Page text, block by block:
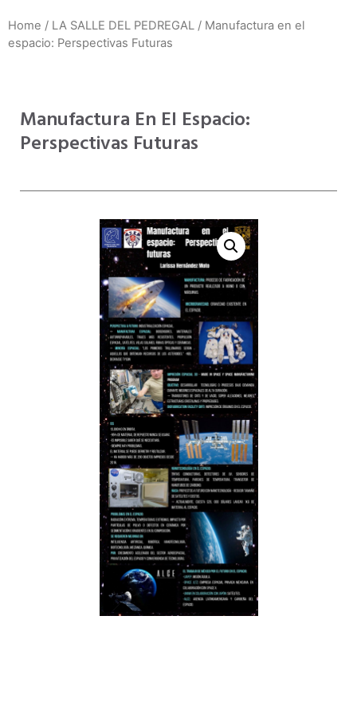
Home / LA SALLE DEL PEDREGAL / Manufactura en el
espacio: Perspectivas Futuras
Manufactura En El Espacio:
Perspectivas Futuras
Facebook Twitter
LinkedIn WhatsApp
Telegram Email